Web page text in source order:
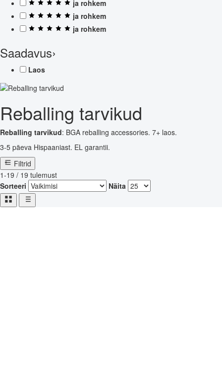
ja rohkem
ja rohkem
ja rohkem
Saadavus›
Laos
Reballing tarvikud
Reballing tarvikud: BGA reballing accessories. 7+ laos.
3-5 päeva Hispaaniast. EL garantii.
Filtrid
1-19 / 19 tulemust
Sorteeri
Näita